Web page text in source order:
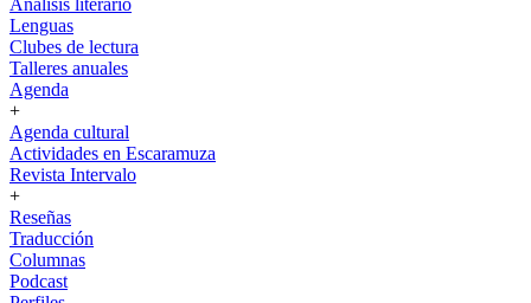
Análisis literario
Lenguas
Clubes de lectura
Talleres anuales
Agenda
+
Agenda cultural
Actividades en Escaramuza
Revista Intervalo
+
Reseñas
Traducción
Columnas
Podcast